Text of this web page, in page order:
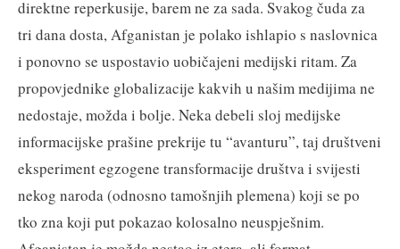
direktne reperkusije, barem ne za sada. Svakog čuda za
tri dana dosta, Afganistan je polako ishlapio s naslovnica
i ponovno se uspostavio uobičajeni medijski ritam. Za
propovjednike globalizacije kakvih u našim medijima ne
nedostaje, možda i bolje. Neka debeli sloj medijske
informacijske prašine prekrije tu “avanturu”, taj društveni
eksperiment egzogene transformacije društva i svijesti
nekog naroda (odnosno tamošnjih plemena) koji se po
tko zna koji put pokazao kolosalno neuspješnim.